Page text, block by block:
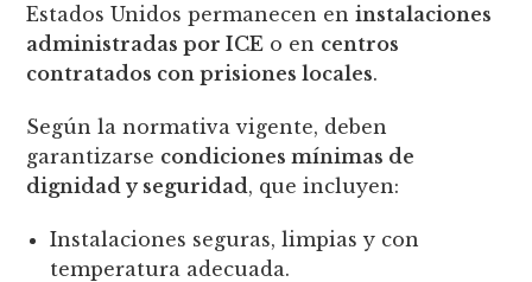
Estados Unidos permanecen eninstalaciones
administradas por ICE o en centros
contratados con prisiones locales.
Según la normativa vigente, deben
garantizarse condiciones mínimas de
dignidad y seguridad, que incluyen:
Instalaciones seguras, limpias y con
temperatura adecuada.